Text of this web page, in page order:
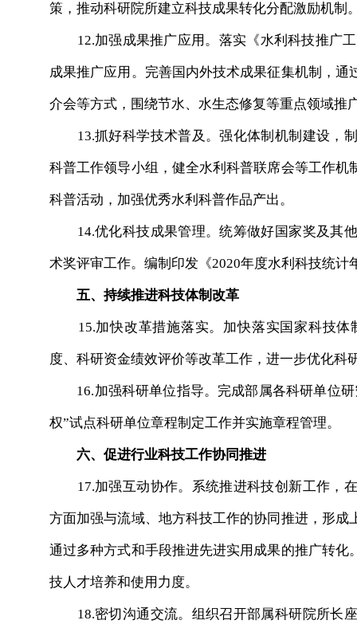
策，推动科研院所建立科技成果转化分配激励机制
12.加强成果推广应用。落实《水利科技推广
成果推广应用。完善国内外技术成果征集机制，
介会等方式，围绕节水、水生态修复等重点领域推
13.抓好科学技术普及。强化体制机制建设，
科普工作领导小组，健全水利科普联席会等工作
科普活动，加强优秀水利科普作品产出。
14.优化科技成果管理。统筹做好国家奖及其
术奖评审工作。编制印发《2020年度水利科技统
五、持续推进科技体制改革
15.加快改革措施落实。加快落实国家科技体
度、科研资金绩效评价等改革工作，进一步优化科
16.加强科研单位指导。完成部属各科研单位研
权”试点科研单位章程制定工作并实施章程管理。
六、促进行业科技工作协同推进
17.加强互动协作。系统推进科技创新工作，
方面加强与流域、地方科技工作的协同推进，形
通过多种方式和手段推进先进实用成果的推广转
技人才培养和使用力度。
18.密切沟通交流。组织召开部属科研院所长